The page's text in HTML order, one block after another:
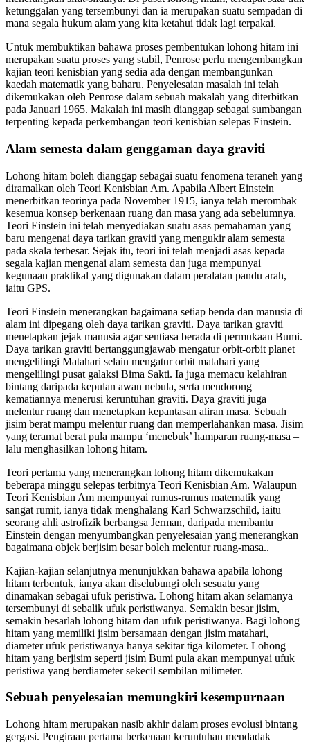
ketunggalan yang tersembunyi dan ia merupakan suatu sempadan di
mana segala hukum alam yang kita ketahui tidak lagi terpakai.
Untuk membuktikan bahawa proses pembentukan lohong hitam ini
merupakan suatu proses yang stabil, Penrose perlu mengembangkan
kajian teori kenisbian yang sedia ada dengan membangunkan
kaedah matematik yang baharu. Penyelesaian masalah ini telah
dikemukakan oleh Penrose dalam sebuah makalah yang diterbitkan
pada Januari 1965. Makalah ini masih dianggap sebagai sumbangan
terpenting kepada perkembangan teori kenisbian selepas Einstein.
Alam semesta dalam genggaman daya graviti
Lohong hitam boleh dianggap sebagai suatu fenomena teraneh yang
diramalkan oleh Teori Kenisbian Am. Apabila Albert Einstein
menerbitkan teorinya pada November 1915, ianya telah merombak
kesemua konsep berkenaan ruang dan masa yang ada sebelumnya.
Teori Einstein ini telah menyediakan suatu asas pemahaman yang
baru mengenai daya tarikan graviti yang mengukir alam semesta
pada skala terbesar. Sejak itu, teori ini telah menjadi asas kepada
segala kajian mengenai alam semesta dan juga mempunyai
kegunaan praktikal yang digunakan dalam peralatan pandu arah,
iaitu GPS.
Teori Einstein menerangkan bagaimana setiap benda dan manusia di
alam ini dipegang oleh daya tarikan graviti. Daya tarikan graviti
menetapkan jejak manusia agar sentiasa berada di permukaan Bumi.
Daya tarikan graviti bertanggungjawab mengatur orbit-orbit planet
mengelilingi Matahari selain mengatur orbit matahari yang
mengelilingi pusat galaksi Bima Sakti. Ia juga memacu kelahiran
bintang daripada kepulan awan nebula, serta mendorong
kematiannya menerusi keruntuhan graviti. Daya graviti juga
melentur ruang dan menetapkan kepantasan aliran masa. Sebuah
jisim berat mampu melentur ruang dan memperlahankan masa. Jisim
yang teramat berat pula mampu ‘menebuk’ hamparan ruang-masa –
lalu menghasilkan lohong hitam.
Teori pertama yang menerangkan lohong hitam dikemukakan
beberapa minggu selepas terbitnya Teori Kenisbian Am. Walaupun
Teori Kenisbian Am mempunyai rumus-rumus matematik yang
sangat rumit, ianya tidak menghalang Karl Schwarzschild, iaitu
seorang ahli astrofizik berbangsa Jerman, daripada membantu
Einstein dengan menyumbangkan penyelesaian yang menerangkan
bagaimana objek berjisim besar boleh melentur ruang-masa..
Kajian-kajian selanjutnya menunjukkan bahawa apabila lohong
hitam terbentuk, ianya akan diselubungi oleh sesuatu yang
dinamakan sebagai ufuk peristiwa. Lohong hitam akan selamanya
tersembunyi di sebalik ufuk peristiwanya. Semakin besar jisim,
semakin besarlah lohong hitam dan ufuk peristiwanya. Bagi lohong
hitam yang memiliki jisim bersamaan dengan jisim matahari,
diameter ufuk peristiwanya hanya sekitar tiga kilometer. Lohong
hitam yang berjisim seperti jisim Bumi pula akan mempunyai ufuk
peristiwa yang berdiameter sekecil sembilan milimeter.
Sebuah penyelesaian memungkiri kesempurnaan
Lohong hitam merupakan nasib akhir dalam proses evolusi bintang
gergasi. Pengiraan pertama berkenaan keruntuhan mendadak